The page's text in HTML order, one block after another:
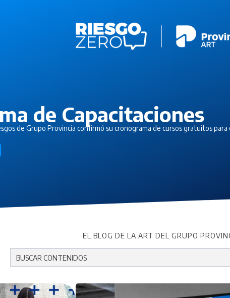
de Capacitaciones
de Grupo Provincia confirmó su cronograma de cursos gratuitos para
EL BLOG DE LA ART DEL GRUPO